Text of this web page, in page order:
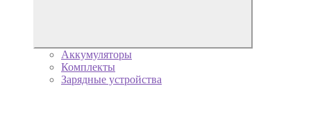
Аккумуляторы
Комплекты
Зарядные устройства